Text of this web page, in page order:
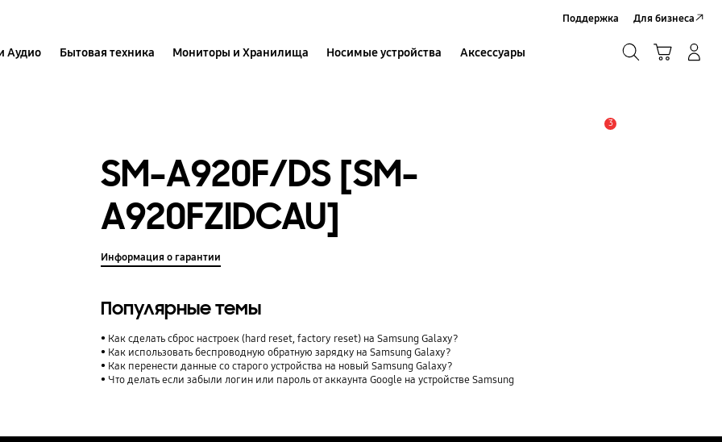
Аудио Бытовая техника Мониторы и Хранилища Носимые устройства Аксессуары
Поддержка Для бизнеса
3
SM-A920F/DS [SM-
A920FZIDCAU]
Информация о гарантии
Популярные темы
Как сделать сброс настроек (hard reset, factory reset) на Samsung Galaxy?
Как использовать беспроводную обратную зарядку на Samsung Galaxy?
Как перенести данные со старого устройства на новый Samsung Galaxy?
Что делать если забыли логин или пароль от аккаунта Google на устройстве Samsung